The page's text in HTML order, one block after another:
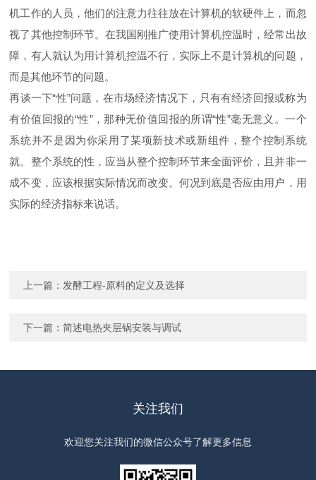
机工作的人员，他们的注意力往往放在计算机的软硬件上，而忽
视了其他控制环节。在我国刚推广使用计算机控温时，经常出故
障，有人就认为用计算机控温不行，实际上不是计算机的问题，
而是其他环节的问题。
再谈一下“性”问题，在市场经济情况下，只有有经济回报或称为
有价值回报的“性”，那种无价值回报的所谓“性”毫无意义。一个
系统并不是因为你采用了某项新技术或新组件，整个控制系统
就。整个系统的性，应当从整个控制环节来全面评价，且并非一
成不变，应该根据实际情况而改变。何况到底是否应由用户，用
实际的经济指标来说话。
上一篇： 发酵工程-原料的定义及选择
下一篇：简述电热夹层锅安装与调试
关注我们
欢迎您关注我们的微信公众号了解更多信息